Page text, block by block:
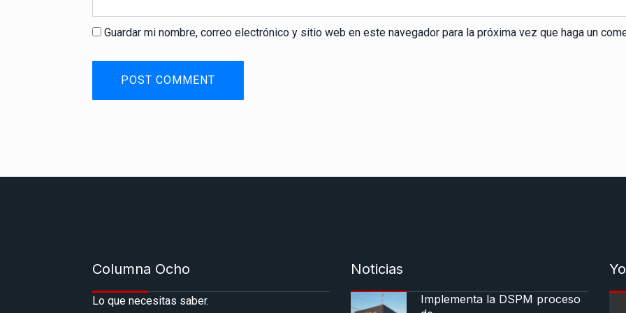
Guardar mi nombre, correo electrónico y sitio web en este navegador para la próxima vez que haga un
Columna Ocho
Lo que necesitas saber.
Noticias
Implementa la DSPM proceso